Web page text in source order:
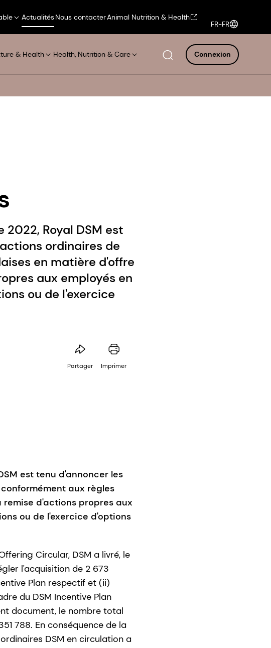
ActualitésNous contacterAnimal Nutrition & Health
FR-FR
& Health Health, Nutrition & Care Connexion
Royal DSM est
ordinaires de
en matière d'offre
aux employés en
ou de l'exercice
Partager Imprimer
est tenu d'annoncer les
aux règles
d'actions propres aux
ou de l'exercice d'options
Circular, DSM a livré, le
l'acquisition de 2 673
Plan respectif et (ii)
du DSM Incentive Plan
document, le nombre total
788. En conséquence de la
DSM en circulation a